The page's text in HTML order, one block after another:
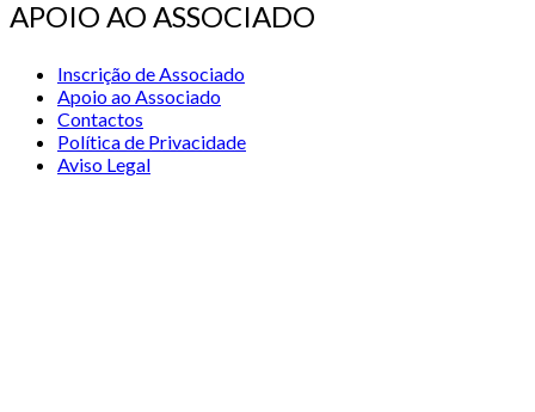
APOIO AO ASSOCIADO
Inscrição de Associado
Apoio ao Associado
Contactos
Política de Privacidade
Aviso Legal